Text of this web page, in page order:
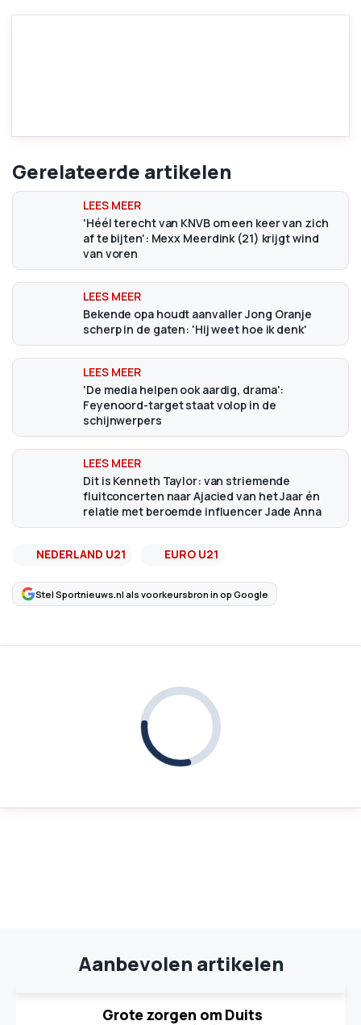
Gerelateerde artikelen
'Héél terecht van KNVB om een keer van zich
af te bijten': Mexx Meerdink (21) krijgt wind
van voren
Bekende opa houdt aanvaller Jong Oranje
scherp in de gaten: 'Hij weet hoe ik denk'
'De media helpen ook aardig, drama':
Feyenoord-target staat volop in de
schijnwerpers
Dit is Kenneth Taylor: van striemende
fluitconcerten naar Ajacied van het Jaar én
relatie met beroemde influencer Jade Anna
NEDERLAND U21 EURO U21
Stel Sportnieuws.nl als voorkeursbron in op Google
Aanbevolen artikelen
Grote zorgen om Duits